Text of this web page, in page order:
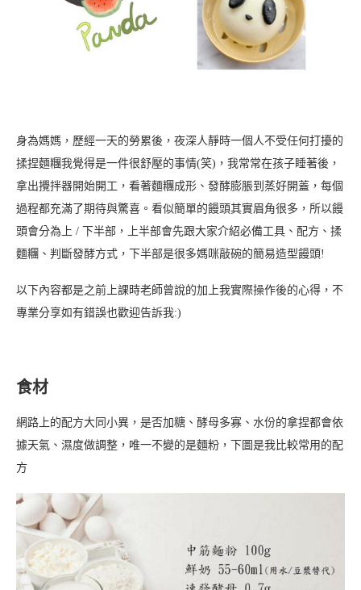
身為媽媽，歷經一天的勞累後，夜深人靜時一個人不受任何打擾的
揉捏麵糰我覺得是一件很舒壓的事情(笑)，我常常在孩子睡著後，
拿出攪拌器開始開工，看著麵糰成形、發酵膨脹到蒸好開蓋，每個
過程都充滿了期待與驚喜。看似簡單的饅頭其實眉角很多，所以饅
頭會分為上 / 下半部，上半部會先跟大家介紹必備工具、配方、揉
麵糰、判斷發酵方式，下半部是很多媽咪敲碗的簡易造型饅頭!
以下內容都是之前上課時老師曾說的加上我實際操作後的心得，不
專業分享如有錯誤也歡迎告訴我:)
食材
網路上的配方大同小異，是否加糖、酵母多寡、水份的拿捏都會依
據天氣、濕度做調整，唯一不變的是麵粉，下圖是我比較常用的配
方